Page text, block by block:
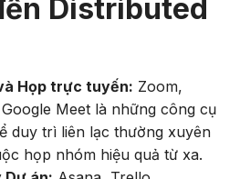
Distributed
Họp trực tuyến: Zoom,
Google Meet là những công cụ
duy trì liên lạc thường xuyên
họp nhóm hiệu quả từ xa.